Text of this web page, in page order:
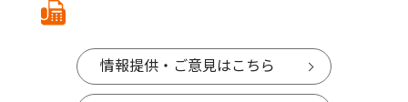
情報提供・ご意見はこちら